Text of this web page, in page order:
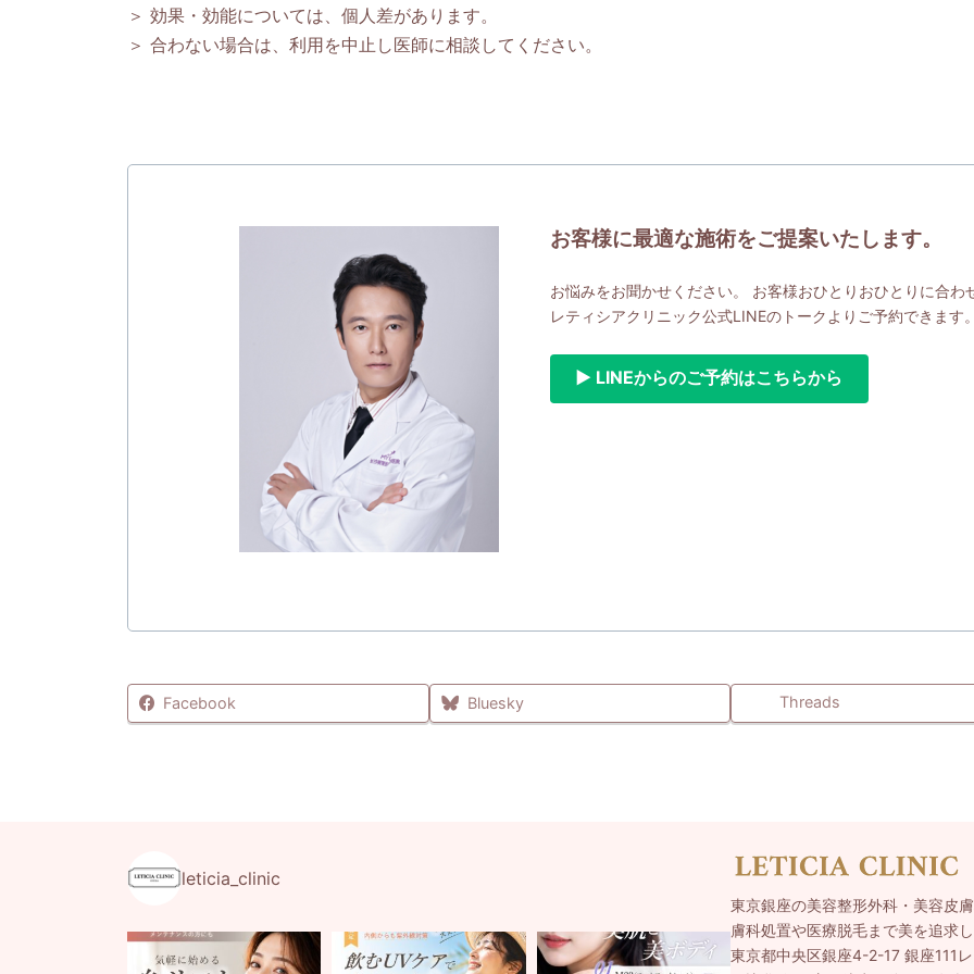
＞ 効果・効能については、個人差があります。
＞ 合わない場合は、利用を中止し医師に相談してください。
お客様に最適な施術をご提案いたします。
お悩みをお聞かせください。 お客様おひとりおひとりに合わ
レティシアクリニック公式LINEのトークよりご予約できます。
▶ LINEからのご予約はこちらから
Facebook Bluesky Threads
leticia_clinic
東京銀座の美容整形外科・美容皮
膚科処置や医療脱毛まで美を追求
東京都中央区銀座4-2-17 銀座111